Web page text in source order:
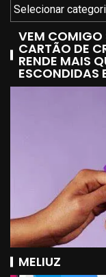
VEM COMIGO
CARTÃO DE
RENDE MAIS
ESCONDIDAS
MELIUZ